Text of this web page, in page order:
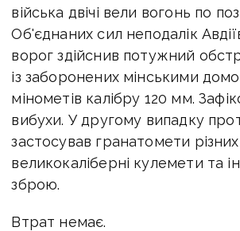
війська двічі вели вогонь по
Об'єднаних сил неподалік
ворог здійснив потужний
із заборонених мінськими
мінометів калібру 120 мм.
вибухи. У другому випадку
застосував гранатомети
великокаліберні кулемети та
зброю.
Втрат немає.